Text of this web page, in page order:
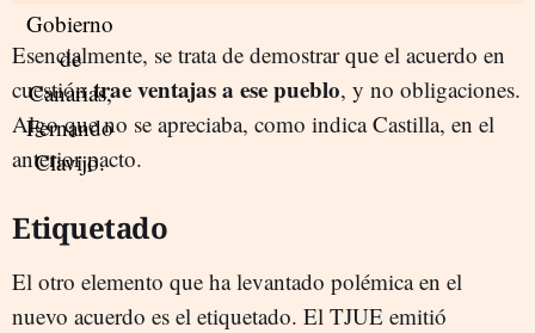
Esencialmente, se trata de demostrar que el acuerdo en
cuestióntrae ventajas a ese pueblo, y no obligaciones.
Algo que no se apreciaba, como indica Castilla, en el
anterior pacto.
Etiquetado
El otro elemento que ha levantado polémica en el
nuevo acuerdo es el etiquetado. El TJUE emitió